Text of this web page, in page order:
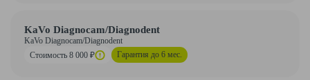
KaVo Diagnocam/Diagnodent
KaVo Diagnocam/Diagnodent
Стоимость 8 000 ₽
Гарантия до 6 мес.